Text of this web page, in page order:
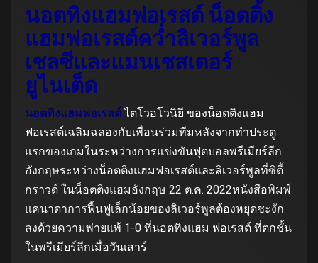
นอตทิงแฮมฟอเรสต์ น็อตติ้ง
แฮมฟอเรสต์คว่ำลิเวอร์พูล
เชลซีและแมนเชสเตอร์
ยูไนเต็ด
นอตทิงแฮมฟอเรสต์ไตโวอโวนิยี ของน็อตติงแฮม
ฟอเรสต์เฉลิมฉลองกับเพื่อนร่วมทีมหลังจากทำประตู
แรกของเกมในระหว่างการแข่งขันฟุตบอลพรีเมียร์ลีก
อังกฤษระหว่างน็อตติงแฮมฟอเรสต์และลิเวอร์พูลที่ซิตี้
กราวด์ ในน็อตติงแฮมอังกฤษ 22 ต.ค. 2022หนังสือพิมพ์
แคนาดาการฟื้นฟูเล็กน้อยของลิเวอร์พูลต้องหยุดชะงัก
ลงด้วยความพ่ายแพ้ 1-0 ที่นอตทิงแฮม ฟอเรสต์ ที่ตกชั้น
ในพรีเมียร์ลีกเมื่อวันเสาร์